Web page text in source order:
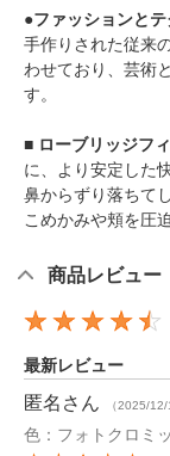
●ファッションと
手作りされた従来
わせており、芸術
す。
■ ローブリッジフ
に、より安定した
鼻からずり落ちて
こめかみや頬を圧
商品レビュー
最新レビュー
匿名 さん （2025/12/
色：フォトクロミ